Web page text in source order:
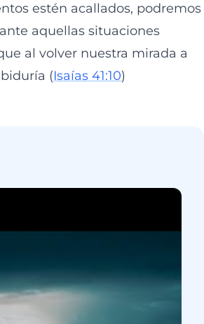
estén acallados, podremos
aquellas situaciones
al volver nuestra mirada a
(Isaías 41:10)